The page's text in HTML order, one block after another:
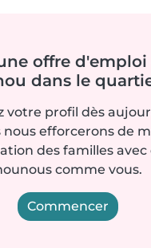
offre d'emploi
dans le
votre profil dès
nous efforcerons de
des familles avec
comme vous.
Commencer